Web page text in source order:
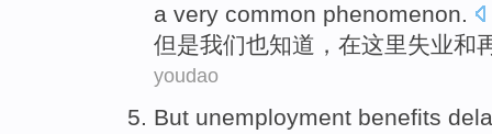
a very common phenomenon.
但是我们也知道 ，在这里失业和
youdao
But unemployment benefits